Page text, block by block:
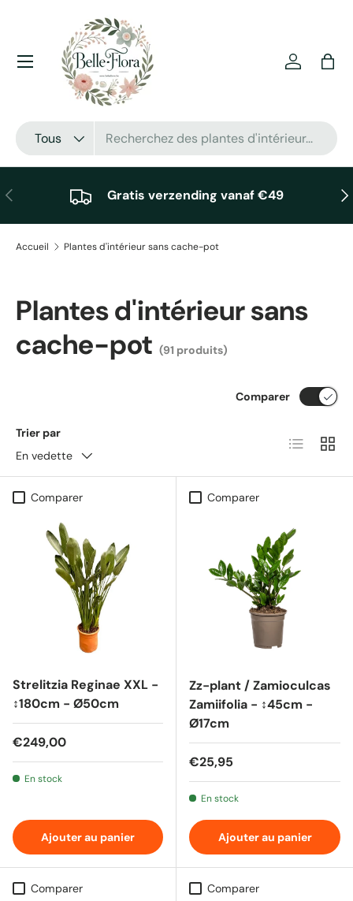
Aller au contenu
Recherche
Type de produit
Tous
Se
Menu
Précédent Gratis verzending vanaf €49
Accueil Plantes d'intérieur sans cache-pot
Plantes d'intérieur sans
cache-pot (91 produits)
Trier par
En vedette
Comparer
Liste Grille
Comparer
Strelitzia Reginae XXL -
↕180cm - Ø50cm
Prix habituel
€249,00
En stock
Ajouter au panier
Comparer
Zz-plant / Zamioculcas
Zamiifolia - ↕45cm -
Ø17cm
Prix habituel
€25,95
En stock
Ajouter au panier
Comparer Comparer